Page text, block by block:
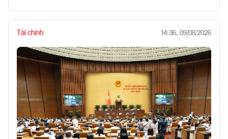
Tài chính 14:36, 09/08/2026